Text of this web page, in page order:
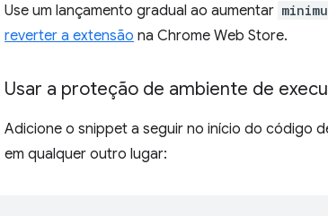
Use um lançamento gradual ao aumentar
reverter a extensão na Chrome Web Store.
Usar a proteção de ambiente de
Adicione o snippet a seguir no início do código
em qualquer outro lugar: